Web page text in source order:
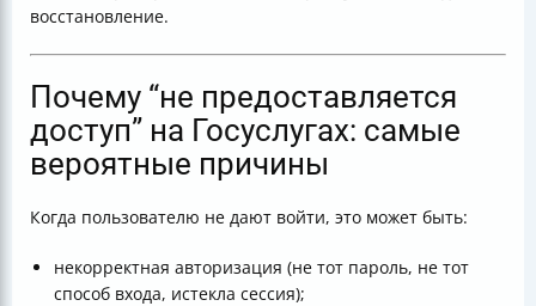
восстановление.
Почему “не предоставляется
доступ” на Госуслугах: самые
вероятные причины
Когда пользователю не дают войти, это может быть:
некорректная авторизация (не тот пароль, не тот
способ входа, истекла сессия);